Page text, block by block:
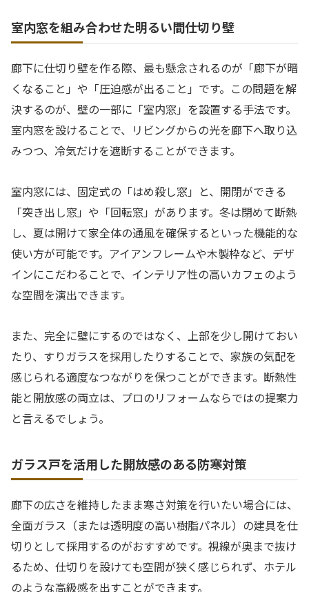
室内窓を組み合わせた明るい間仕切り壁
廊下に仕切り壁を作る際、最も懸念されるのが「廊下が暗
くなること」や「圧迫感が出ること」です。この問題を解
決するのが、壁の一部に「室内窓」を設置する手法です。
室内窓を設けることで、リビングからの光を廊下へ取り込
みつつ、冷気だけを遮断することができます。
室内窓には、固定式の「はめ殺し窓」と、開閉ができる
「突き出し窓」や「回転窓」があります。冬は閉めて断熱
し、夏は開けて家全体の通風を確保するといった機能的な
使い方が可能です。アイアンフレームや木製枠など、デザ
インにこだわることで、インテリア性の高いカフェのよう
な空間を演出できます。
また、完全に壁にするのではなく、上部を少し開けておい
たり、すりガラスを採用したりすることで、家族の気配を
感じられる適度なつながりを保つことができます。断熱性
能と開放感の両立は、プロのリフォームならではの提案力
と言えるでしょう。
ガラス戸を活用した開放感のある防寒対策
廊下の広さを維持したまま寒さ対策を行いたい場合には、
全面ガラス（または透明度の高い樹脂パネル）の建具を仕
切りとして採用するのがおすすめです。視線が奥まで抜け
るため、仕切りを設けても空間が狭く感じられず、ホテル
のような高級感を出すことができます。